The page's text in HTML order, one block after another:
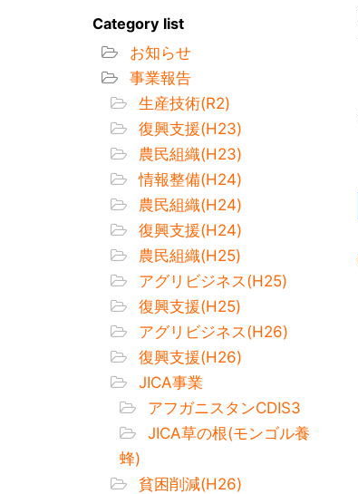
Category list
お知らせ
事業報告
生産技術(R2)
復興支援(H23)
農民組織(H23)
情報整備(H24)
農民組織(H24)
復興支援(H24)
農民組織(H25)
アグリビジネス(H25)
復興支援(H25)
アグリビジネス(H26)
復興支援(H26)
JICA事業
アフガニスタンCDIS3
JICA草の根(モンゴル養
蜂)
貧困削減(H26)